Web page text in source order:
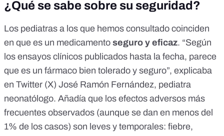
¿Qué se sabe sobre su seguridad?
Los pediatras a los que hemos consultado coinciden
en que es un medicamento seguro y eficaz. “Según
los ensayos clínicos publicados hasta la fecha, parece
que es un fármaco bien tolerado y seguro”, explicaba
en Twitter (X) José Ramón Fernández, pediatra
neonatólogo. Añadía que los efectos adversos más
frecuentes observados (aunque se dan en menos del
1% de los casos) son leves y temporales: fiebre,